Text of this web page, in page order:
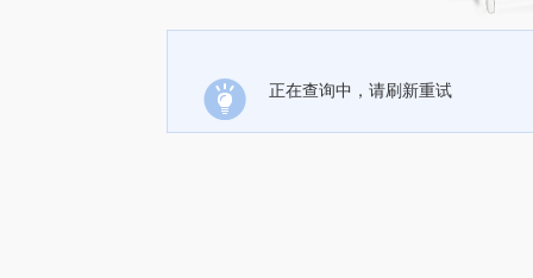
正在查询中，请刷新重试